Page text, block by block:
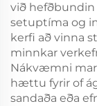
við hefðbundin
setuptíma og
kerfi að vinna
minnkar
Nákvæmni
hættu fyrir of
sandaða eða